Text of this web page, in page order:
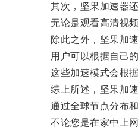
其次，坚果加速器还
无论是观看高清视频
除此之外，坚果加速
用户可以根据自己的
这些加速模式会根据
综上所述，坚果加速
通过全球节点分布和
不论您是在家中上网